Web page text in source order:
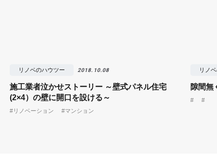
リノベのハウツー 2018.10.08
施工業者泣かせストーリー ～壁式パネル住宅
(2×4）の壁に開口を設ける～
#リノベーション #マンション
リノ
隙間無
# #